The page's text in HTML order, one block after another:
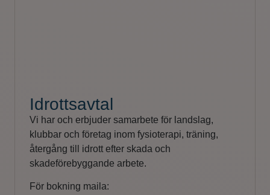
Idrottsavtal
Vi har och erbjuder samarbete för landslag,
klubbar och företag inom fysioterapi, träning,
återgång till idrott efter skada och
skadeförebyggande arbete.
För bokning maila: